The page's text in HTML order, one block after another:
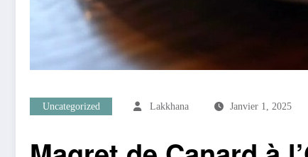
Uncategorized Lakkhana Janvier 1, 2025